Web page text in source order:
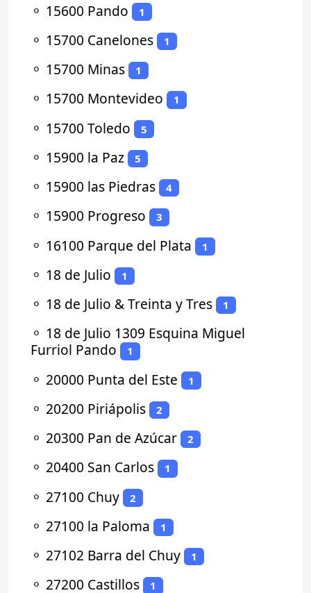
⚬ 15600 Pando 1
⚬ 15700 Canelones 1
⚬ 15700 Minas 1
⚬ 15700 Montevideo 1
⚬ 15700 Toledo 5
⚬ 15900 la Paz 5
⚬ 15900 las Piedras 4
⚬ 15900 Progreso 3
⚬ 16100 Parque del Plata 1
⚬ 18 de Julio 1
⚬ 18 de Julio & Treinta y Tres 1
⚬ 18 de Julio 1309 Esquina Miguel
Furriol Pando
1
⚬ 20000 Punta del Este 1
⚬ 20200 Piriápolis 2
⚬ 20300 Pan de Azúcar 2
⚬ 20400 San Carlos 1
⚬ 27100 Chuy 2
⚬ 27100 la Paloma 1
⚬ 27102 Barra del Chuy 1
⚬ 27200 Castillos 1